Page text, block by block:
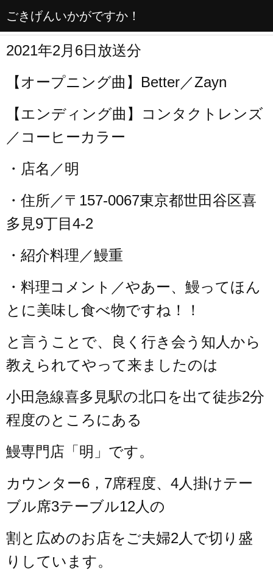
ごきげんいかがですか！
2021年2月6日放送分
【オープニング曲】Better／Zayn
【エンディング曲】コンタクトレンズ
／コーヒーカラー
・店名／明
・住所／〒157-0067東京都世田谷区喜
多見9丁目4-2
・紹介料理／鰻重
・料理コメント／やあー、鰻ってほん
とに美味し食べ物ですね！！
と言うことで、良く行き会う知人から
教えられてやって来ましたのは
小田急線喜多見駅の北口を出て徒歩2分
程度のところにある
鰻専門店「明」です。
カウンター6，7席程度、4人掛けテー
ブル席3テーブル12人の
割と広めのお店をご夫婦2人で切り盛
りしています。